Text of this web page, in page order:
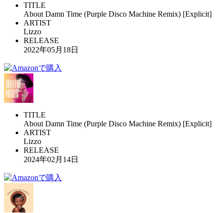
TITLE
About Damn Time (Purple Disco Machine Remix) [Explicit]
ARTIST
Lizzo
RELEASE
2022年05月18日
TITLE
About Damn Time (Purple Disco Machine Remix) [Explicit]
ARTIST
Lizzo
RELEASE
2024年02月14日